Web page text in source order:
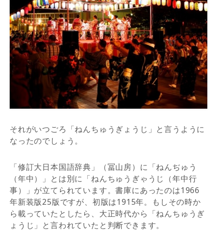
それがいつごろ「ねんちゅうぎょうじ」と言うように
なったのでしょう。
「修訂大日本国語辞典」（冨山房）に「ねんぢゅう
（年中）」とは別に「ねんちゅうぎゃうじ（年中行
事）」が立てられています。書庫にあったのは1966
年新装版25版ですが、初版は1915年。もしその時か
ら載っていたとしたら、大正時代から「ねんちゅうぎ
ょうじ」と言われていたと判断できます。